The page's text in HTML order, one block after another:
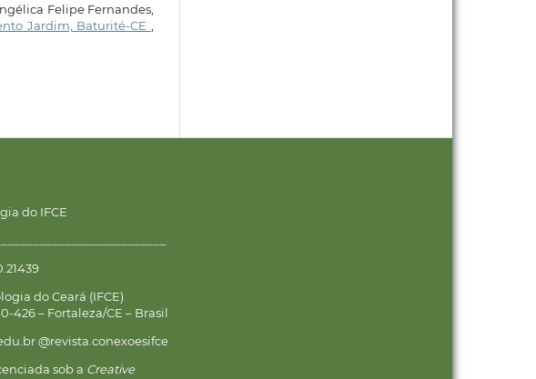
Felipe Fernandes,
Jardim, Baturité-CE
do IFCE
do Ceará (IFCE)
426 – Fortaleza/CE – Brasil
@revista.conexoesifce
sob a Creative